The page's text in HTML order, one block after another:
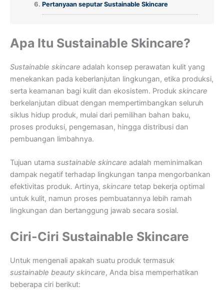
Pertanyaan seputar Sustainable Skincare
Apa Itu Sustainable Skincare?
Sustainable skincare adalah konsep perawatan kulit yang
menekankan pada keberlanjutan lingkungan, etika produksi,
serta keamanan bagi kulit dan ekosistem. Produk skincare
berkelanjutan dibuat dengan mempertimbangkan seluruh
siklus hidup produk, mulai dari pemilihan bahan baku,
proses produksi, pengemasan, hingga distribusi dan
pembuangan limbahnya.
Tujuan utama sustainable skincare adalah meminimalkan
dampak negatif terhadap lingkungan tanpa mengorbankan
efektivitas produk. Artinya, skincare tetap bekerja optimal
untuk kulit, namun proses pembuatannya lebih ramah
lingkungan dan bertanggung jawab secara sosial.
Ciri-Ciri Sustainable Skincare
Untuk mengenali apakah suatu produk termasuk
sustainable beauty skincare, Anda bisa memperhatikan
beberapa ciri berikut: